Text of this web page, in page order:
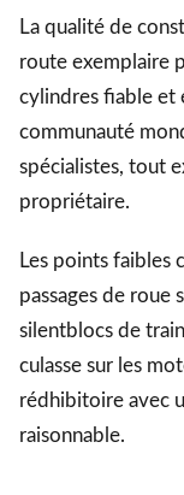
La qualité de
route exemplaire
cylindres fiable et
communauté
spécialistes, tout
propriétaire.
Les points faibles
passages de roue
silentblocs de
culasse sur les
rédhibitoire avec
raisonnable.